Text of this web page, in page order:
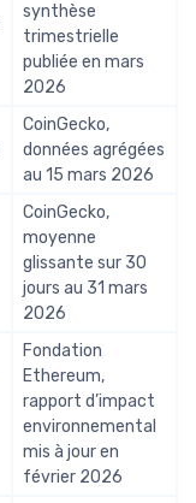
synthèse
trimestrielle
publiée en mars
2026
CoinGecko,
données agrégées
au 15 mars 2026
CoinGecko,
moyenne
glissante sur 30
jours au 31 mars
2026
Fondation
Ethereum,
rapport d’impact
environnemental
mis à jour en
février 2026